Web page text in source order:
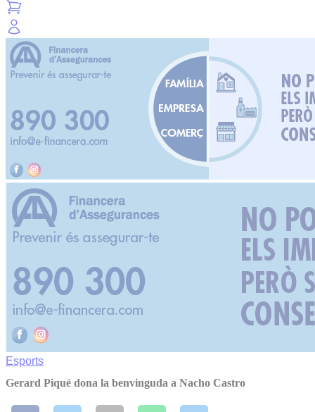
Esports
Gerard Piqué dona la benvinguda a Nacho Castro